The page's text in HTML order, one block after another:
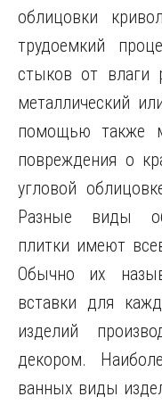
облицовки
трудоемкий
стыков от влаги
металлический
помощью также
повреждения о
угловой
Разные виды
плитки имеют
Обычно их
вставки для
изделий
декором.
ванных виды